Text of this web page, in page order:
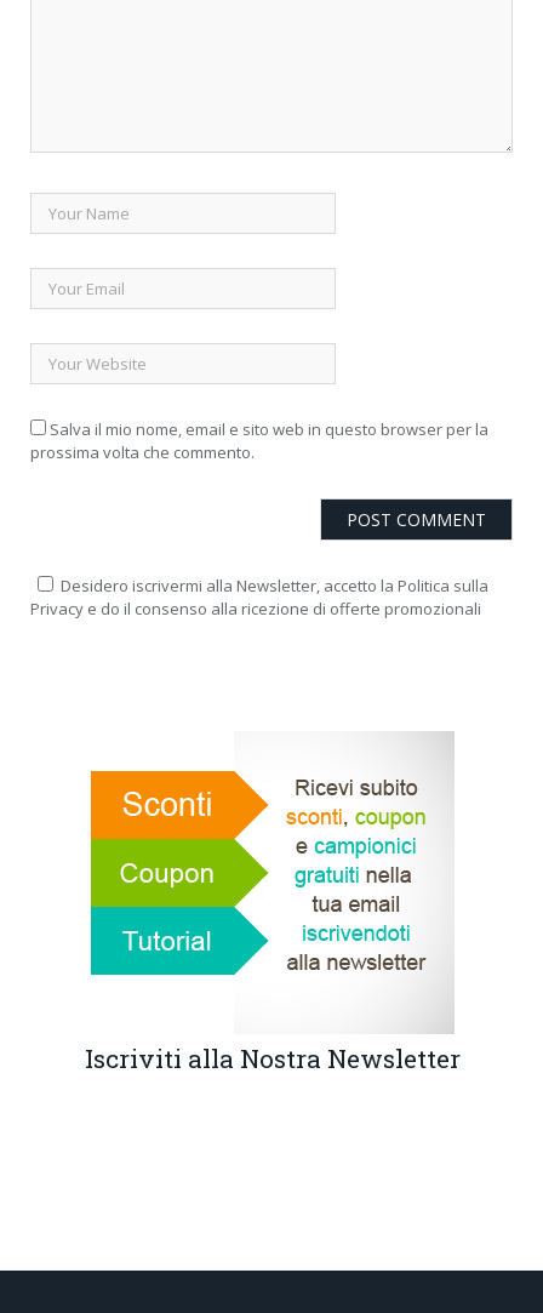
Salva il mio nome, email e sito web in questo browser per la
prossima volta che commento.
Desidero iscrivermi alla Newsletter, accetto la Politica sulla
Privacy e do il consenso alla ricezione di offerte promozionali
Iscriviti alla Nostra Newsletter